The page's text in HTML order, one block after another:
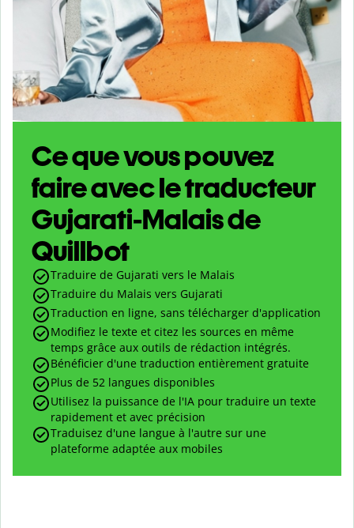
Ce que vous pouvez
faire avec le traducteur
Gujarati-Malais de
Quillbot
Traduire de Gujarati vers le Malais
Traduire du Malais vers Gujarati
Traduction en ligne, sans télécharger d'application
Modifiez le texte et citez les sources en même
temps grâce aux outils de rédaction intégrés.
Bénéficier d'une traduction entièrement gratuite
Plus de 52 langues disponibles
Utilisez la puissance de l'IA pour traduire un texte
rapidement et avec précision
Traduisez d'une langue à l'autre sur une
plateforme adaptée aux mobiles